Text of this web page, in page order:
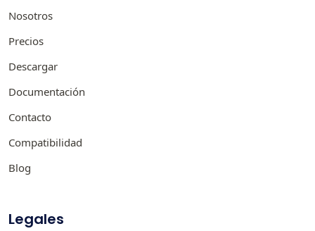
Nosotros
Precios
Descargar
Documentación
Contacto
Compatibilidad
Blog
Legales